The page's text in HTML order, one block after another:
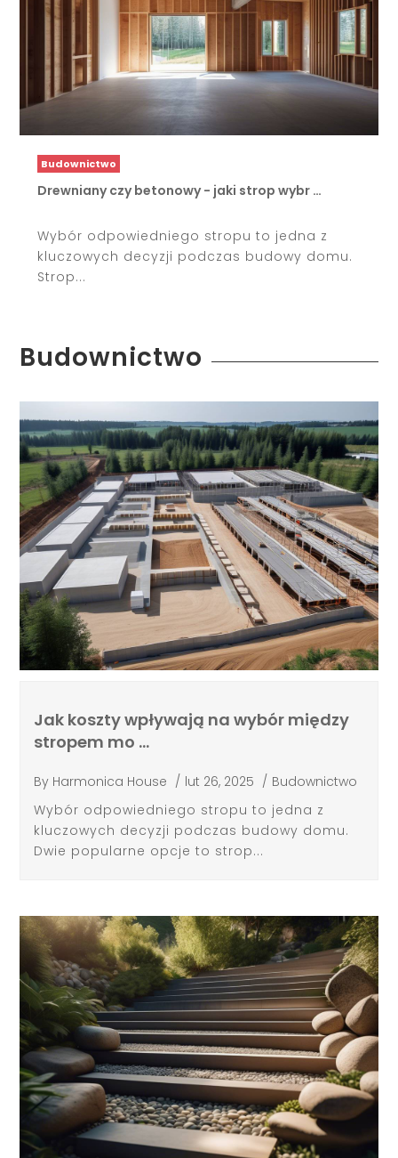
Budownictwo
Drewniany czy betonowy - jaki strop wybr …
Wybór odpowiedniego stropu to jedna z
kluczowych decyzji podczas budowy domu.
Strop...
Budownictwo
Jak koszty wpływają na wybór między
stropem mo …
By Harmonica House / lut 26, 2025 / Budownictwo
Wybór odpowiedniego stropu to jedna z
kluczowych decyzji podczas budowy domu.
Dwie popularne opcje to strop...